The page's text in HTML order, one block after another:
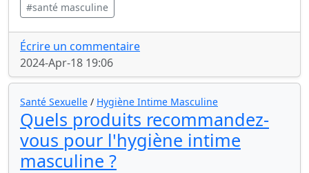
#santé masculine
Écrire un commentaire
2024-Apr-18 19:06
Santé Sexuelle / Hygiène Intime Masculine
Quels produits recommandez-
vous pour l'hygiène intime
masculine ?